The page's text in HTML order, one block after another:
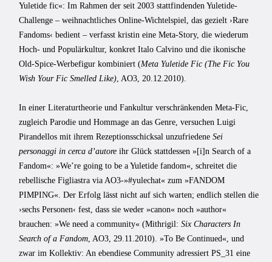
Yuletide fic«: Im Rahmen der seit 2003 stattfindenden Yuletide-
Challenge – weihnachtliches Online-Wichtelspiel, das gezielt ›Rare
Fandoms‹ bedient – verfasst kristin eine Meta-Story, die wiederum
Hoch- und Populärkultur, konkret Italo Calvino und die ikonische
Old-Spice-Werbefigur kombiniert (Meta Yuletide Fic (The Fic You
Wish Your Fic Smelled Like) , AO3, 20.12.2010).
In einer Literaturtheorie und Fankultur verschränkenden Meta-Fic,
zugleich Parodie und Hommage an das Genre, versuchen Luigi
Pirandellos mit ihrem Rezeptionsschicksal unzufriedene Sei
personaggi in cerca d’autore ihr Glück stattdessen »[i]n Search of a
Fandom«: »We’re going to be a Yuletide fandom«, schreitet die
rebellische Figliastra via AO3-»#yulechat« zum »FANDOM
PIMPING«. Der Erfolg lässt nicht auf sich warten; endlich stellen die
›sechs Personen‹ fest, dass sie weder »canon« noch »author«
brauchen: »We need a community« (Mithrigil: Six Characters In
Search of a Fandom , AO3, 29.11.2010). »To Be Continued«, und
zwar im Kollektiv: An ebendiese Community adressiert PS_31 eine